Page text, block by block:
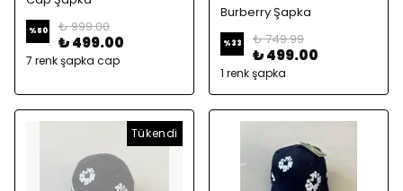
%50 ₺ 999.00
₺ 499.00
7 renk şapka cap
Burberry Şapka
%33 ₺ 749.99
₺ 499.00
1 renk şapka
Tükendi